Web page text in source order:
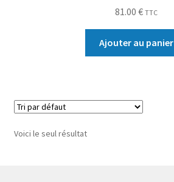
81.00 € TTC
Ajouter au panier
Voici le seul résultat